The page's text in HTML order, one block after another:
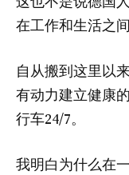
在工作和生活之
自从搬到这里以
有动力建立健康
行车24/7。
我明白为什么在